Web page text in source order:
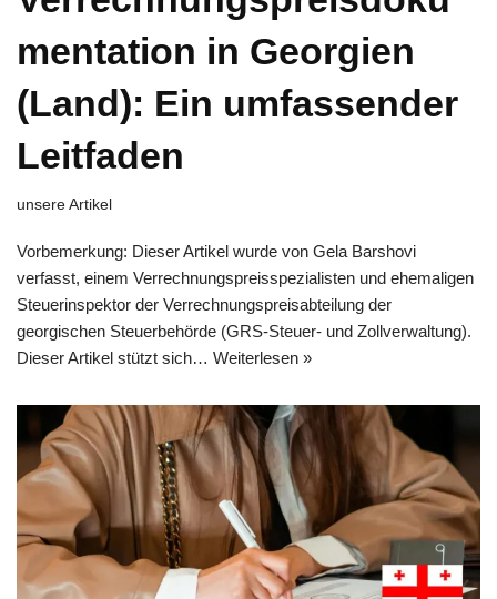
mentation in Georgien
(Land): Ein umfassender
Leitfaden
unsere Artikel
Vorbemerkung: Dieser Artikel wurde von Gela Barshovi
verfasst, einem Verrechnungspreisspezialisten und ehemaligen
Steuerinspektor der Verrechnungspreisabteilung der
georgischen Steuerbehörde (GRS-Steuer- und Zollverwaltung).
Dieser Artikel stützt sich… Weiterlesen »